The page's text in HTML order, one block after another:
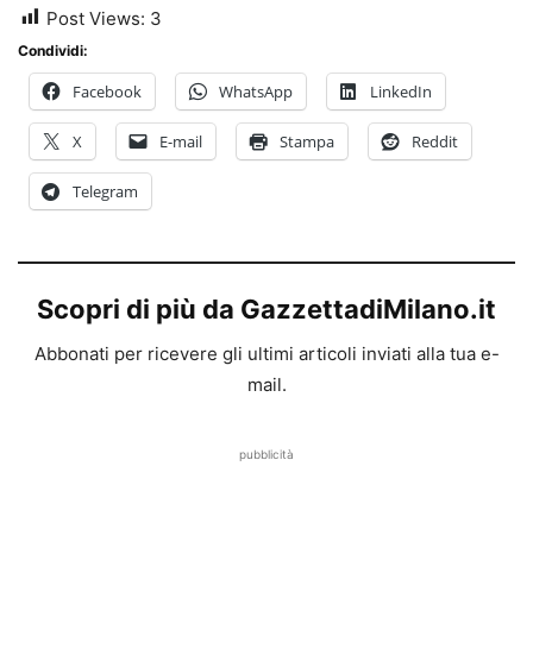
Post Views: 3
Condividi:
Facebook WhatsApp LinkedIn
X E-mail Stampa Reddit
Telegram
Scopri di più da GazzettadiMilano.it
Abbonati per ricevere gli ultimi articoli inviati alla tua e-
mail.
pubblicità